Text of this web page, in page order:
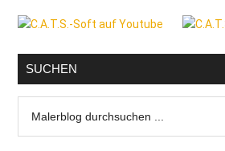
Seitenspalte
SUCHEN
durchsuchen